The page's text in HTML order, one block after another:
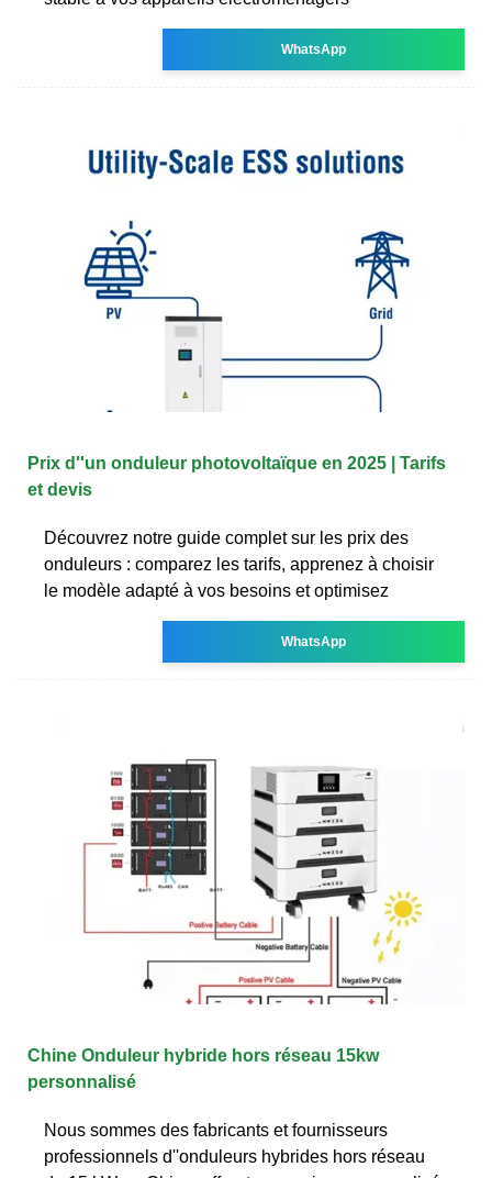
WhatsApp
Prix d''un onduleur photovoltaïque en 2025 | Tarifs
et devis
Découvrez notre guide complet sur les prix des
onduleurs : comparez les tarifs, apprenez à choisir
le modèle adapté à vos besoins et optimisez
WhatsApp
Chine Onduleur hybride hors réseau 15kw
personnalisé
Nous sommes des fabricants et fournisseurs
professionnels d''onduleurs hybrides hors réseau